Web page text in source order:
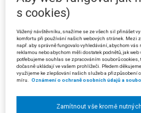
nemožné realizovat jeho přemístění ve výše
svým úmyslným jednáním vytvořil
dodržování lhůt stanovených v nařízení
zajišťovat, ačkoliv důvody pro zajištění
situace by však podle názoru městského
účelem a smyslem nařízení Dublin III. Nelze
takového svého nepoctivého a
by městský soud zrušil napadené
by současně vyslal signál, že podobně
kterýkoliv cizinec v budoucnosti může
s cookies)
Vážený návštěvníku, snažíme se ze všech sil přinášet
komfortu při používání našich webových stránek. Mezi
např. aby správně fungovalo vyhledávání, abychom vás
reklamou nebo abychom měli dostatek podnětů, jak web
potřebujeme souhlas se zpracováním souborů cookies,
dočasně ukládají ve vašem prohlížeči. Předem
využijeme ke zlepšování našich služeb a přizpůsobení
míru.
Oznámení o ochraně osobních údajů a
Zamítnout vše kromě